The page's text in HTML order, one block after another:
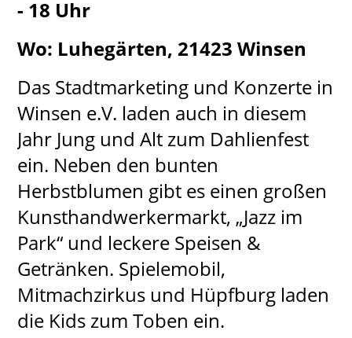
- 18 Uhr
Wo: Luhegärten, 21423 Winsen
Das Stadtmarketing und Konzerte in
Winsen e.V. laden auch in diesem
Jahr Jung und Alt zum Dahlienfest
ein. Neben den bunten
Herbstblumen gibt es einen großen
Kunsthandwerkermarkt, „Jazz im
Park“ und leckere Speisen &
Getränken. Spielemobil,
Mitmachzirkus und Hüpfburg laden
die Kids zum Toben ein.